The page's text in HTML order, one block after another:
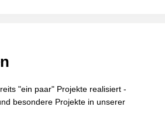
"ein paar" Projekte realisiert -
besondere Projekte in unserer